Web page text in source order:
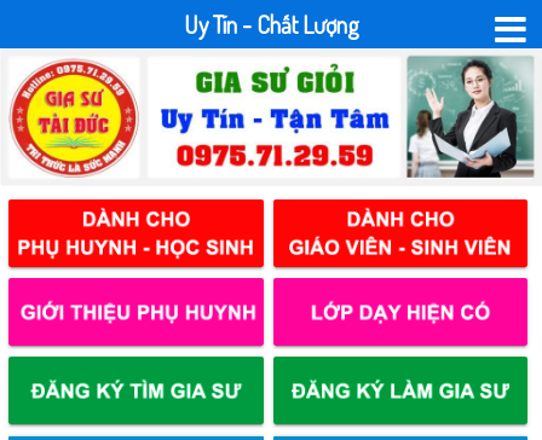
Uy Tín - Chất Lượng